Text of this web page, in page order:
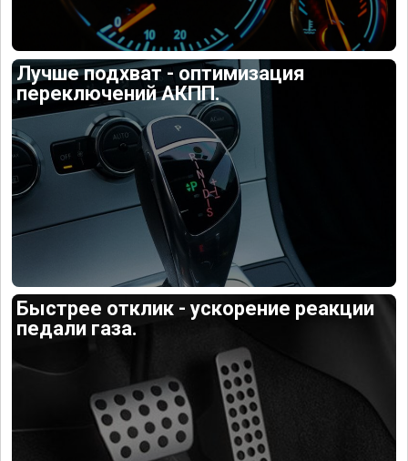
Лучше подхват - оптимизация
переключений АКПП.
Быстрее отклик - ускорение реакции
педали газа.